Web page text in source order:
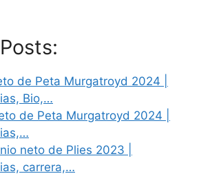
de Peta Murgatroyd 2024 |
Bio,…
de Peta Murgatroyd 2024 |
neto de Plies 2023 |
carrera,…